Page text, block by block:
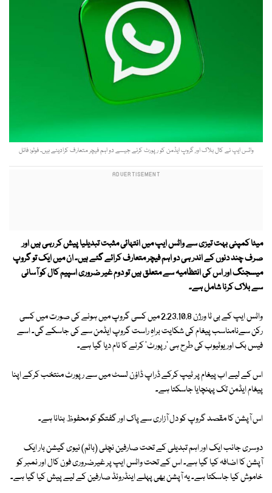
واٹس ایپ نے کال بلاک اور گروپ ایڈمن کو رپورٹ کرنے جیسے دو اہم فیچر متعارف کرادیئے ہیں۔ فوٹو: فائل
میٹا کمپنی بہت تیزی سے واٹس ایپ میں انتہائی مثبت تبدیلیا پیش کر رہی ہیں اور
صرف چند دنوں کے اندر ہی دو اہم فیچر متعارف کرائے گئے ہیں۔ ان میں ایک تو گروپ
میسجنگ اور اس کی انتظامیہ سے متعلق ہیں تو دوم غیر ضروری اسپیم کال کو آسانی
سے بلاک کرنا شامل ہے۔
واٹس ایپ کے بی ٹا ورژن 2.23.10.8 میں کسی گروپ میں ہونے کی صورت میں کسی
رکن سےنامناسب پیغام کی شکایت براہِ راست گروپ ایڈمن سے کی جاسکے گی۔ اسے
فیس بک اور یوٹیوب کی طرح ہی 'رپورٹ' کرنے کا نام دیا گیا ہے۔
اس کے لیے اب پیغام پر ٹیپ کرکے ڈراپ ڈاؤن لسٹ میں سے رپورٹ منتخب کرکے اپنا
پیغام ایڈمن تک پہنچایا جاسکتا ہے۔
اس آپشن کا مقصد گروپ کو دل آزاری سے پاک اور گفتگو کو محفوظ بنانا ہے۔
دوسری جانب ایک اور اہم تبدیلی کے تحت صارفین نچلی (باٹم) نیوی گیشن بار ایک
آپشن کا اضافہ کیا گیا ہے۔ اس کے تحت واٹس ایپ پر غیرضروری فون کال اور نمبر کو
خاموش کیا جاسکتا ہے۔ یہ آپشن بھی پہلے اینڈروئڈ صارفین کے لیے پیش کیا گیا ہے۔